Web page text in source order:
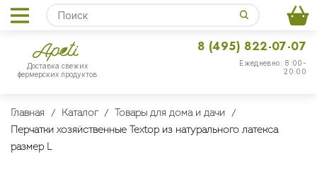
Доставка свежих
фермерских продуктов
Ежедневно: 8:00-
20:00
8 (495) 822-07-07
Главная Каталог
Товары для дома и дачи
Перчатки хозяйственные Textop из натурального латекса
размер L